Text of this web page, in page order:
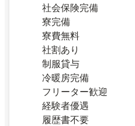
社会保険完備
寮完備
寮費無料
社割あり
制服貸与
冷暖房完備
フリーター歓迎
経験者優遇
履歴書不要